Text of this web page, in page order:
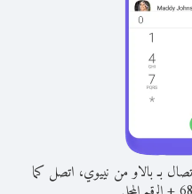
بـ بالاو من نييوي، اتصل كما